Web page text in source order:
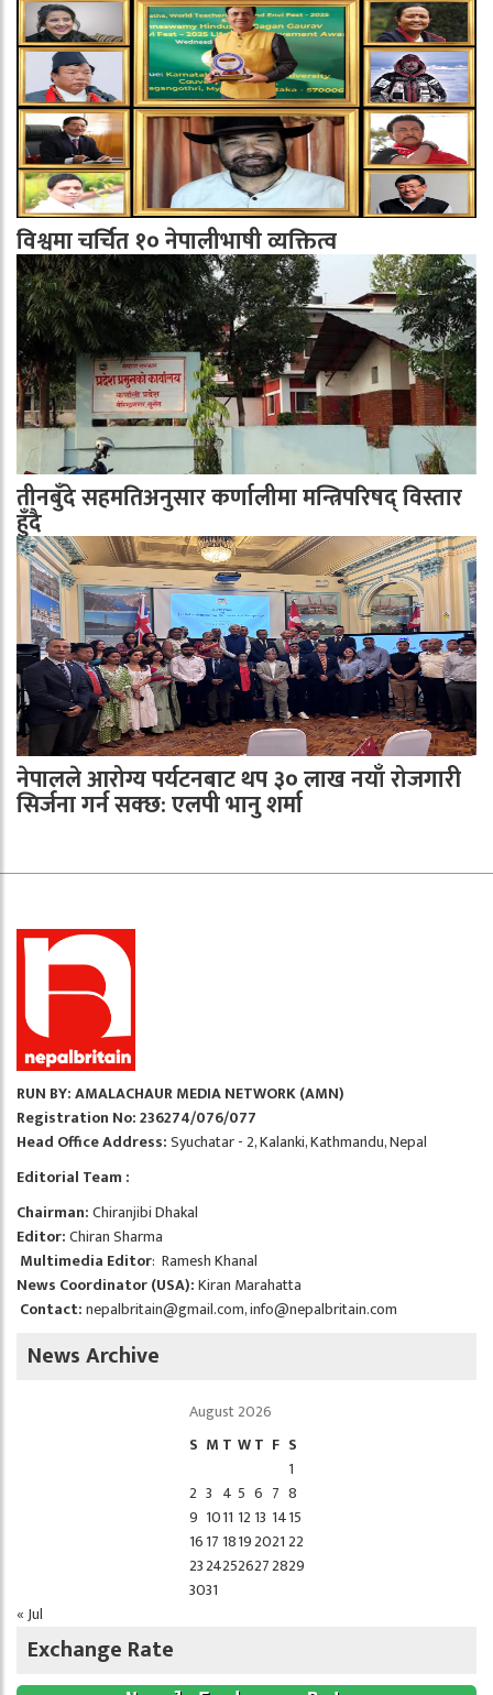
विश्वमा चर्चित १० नेपालीभाषी व्यक्तित्व
तीनबुँदे सहमतिअनुसार कर्णालीमा मन्त्रिपरिषद् विस्तार
हुँदै
नेपालले आरोग्य पर्यटनबाट थप ३० लाख नयाँ रोजगारी
सिर्जना गर्न सक्छ: एलपी भानु शर्मा
RUN BY: AMALACHAUR MEDIA NETWORK (AMN)
Registration No: 236274/076/077
Head Office Address:Syuchatar - 2, Kalanki, Kathmandu, Nepal
Editorial Team :
Chairman:Chiranjibi Dhakal
Editor:Chiran Sharma
Multimedia Editor: Ramesh Khanal
News Coordinator (USA):Kiran Marahatta
Contact:nepalbritain@gmail.com,info@nepalbritain.com
News Archive
August 2026
S M T WT F S
1
2 3 4 5 6 7 8
9 1011 12 13 1415
1617 1819202122
23242526272829
3031
« Jul
Exchange Rate